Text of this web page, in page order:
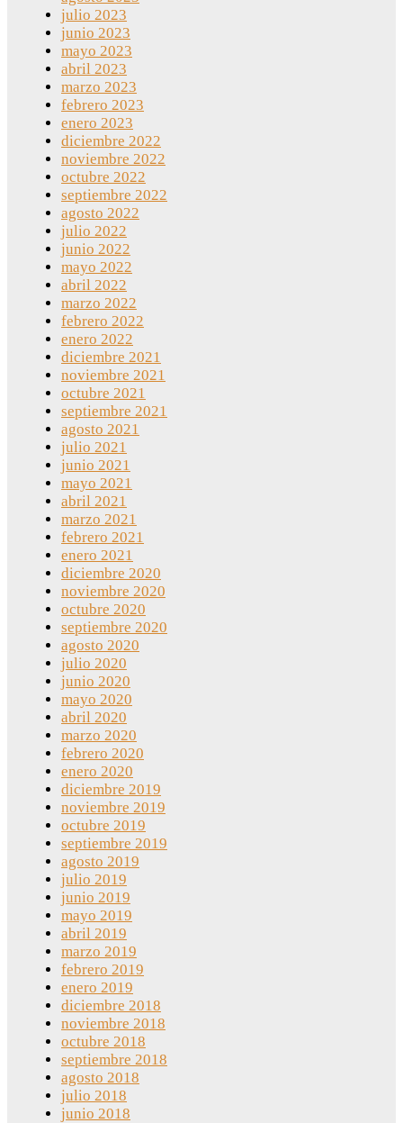
julio 2023
junio 2023
mayo 2023
abril 2023
marzo 2023
febrero 2023
enero 2023
diciembre 2022
noviembre 2022
octubre 2022
septiembre 2022
agosto 2022
julio 2022
junio 2022
mayo 2022
abril 2022
marzo 2022
febrero 2022
enero 2022
diciembre 2021
noviembre 2021
octubre 2021
septiembre 2021
agosto 2021
julio 2021
junio 2021
mayo 2021
abril 2021
marzo 2021
febrero 2021
enero 2021
diciembre 2020
noviembre 2020
octubre 2020
septiembre 2020
agosto 2020
julio 2020
junio 2020
mayo 2020
abril 2020
marzo 2020
febrero 2020
enero 2020
diciembre 2019
noviembre 2019
octubre 2019
septiembre 2019
agosto 2019
julio 2019
junio 2019
mayo 2019
abril 2019
marzo 2019
febrero 2019
enero 2019
diciembre 2018
noviembre 2018
octubre 2018
septiembre 2018
agosto 2018
julio 2018
junio 2018